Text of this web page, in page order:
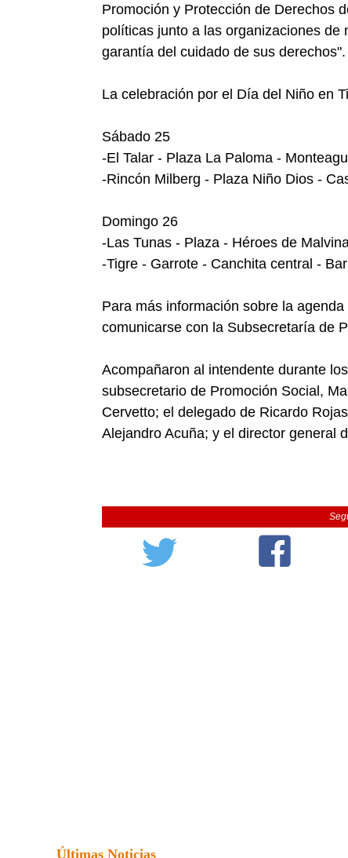
Promoción y Protección de Derechos
políticas junto a las organizaciones
garantía del cuidado de sus derechos".
La celebración por el Día del Niño en
Sábado 25
-El Talar - Plaza La Paloma -
-Rincón Milberg - Plaza Niño Dios -
Domingo 26
-Las Tunas - Plaza - Héroes de
-Tigre - Garrote - Canchita central -
Para más información sobre la
comunicarse con la Subsecretaría de
Acompañaron al intendente durante
subsecretario de Promoción Social,
Cervetto; el delegado de Ricardo
Alejandro Acuña; y el director general
Últimas Noticias